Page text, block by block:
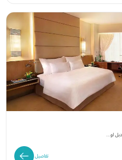
تفاصيل